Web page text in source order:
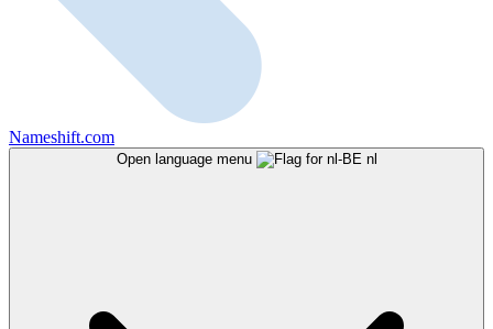
Nameshift.com
Open language menu nl